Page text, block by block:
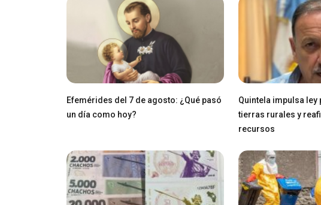
Efemérides del 7 de agosto: ¿Qué pasó
un día como hoy?
Quintela impulsa ley
tierras rurales y
recursos